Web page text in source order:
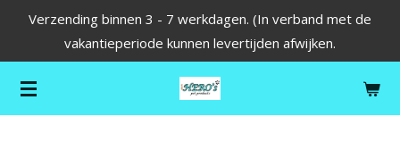
de
hoofdinhoud
Verzending binnen 3 - 7 werkdagen. (In verband met de
vakantieperiode kunnen levertijden afwijken.